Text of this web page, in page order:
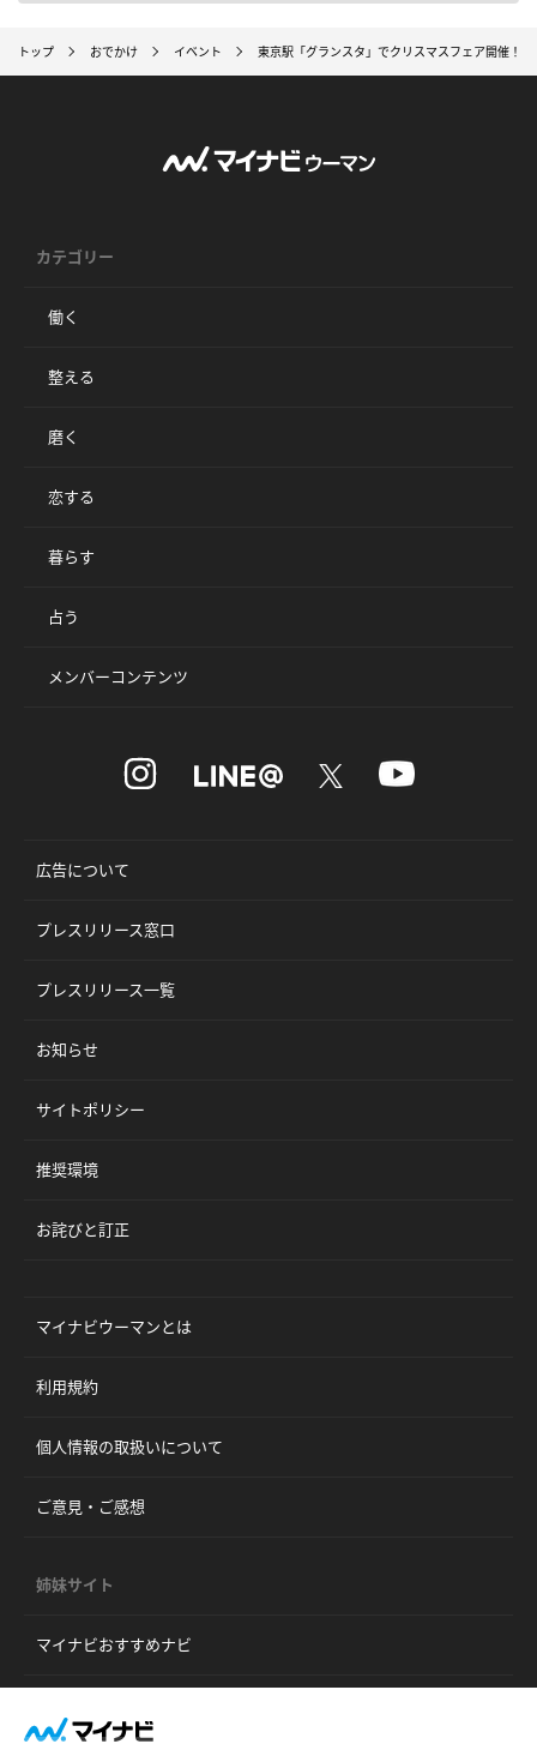
トップ おでかけ イベント 東京駅「グランスタ」でクリスマスフェア開催！
カテゴリー
働く
整える
磨く
恋する
暮らす
占う
メンバーコンテンツ
広告について
プレスリリース窓口
プレスリリース一覧
お知らせ
サイトポリシー
推奨環境
お詫びと訂正
マイナビウーマンとは
利用規約
個人情報の取扱いについて
ご意見・ご感想
姉妹サイト
マイナビおすすめナビ